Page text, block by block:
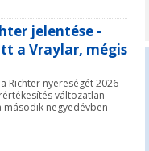
jelentése -
a Vraylar, mégis
Richter nyereségét 2026
változatlan
negyedévben